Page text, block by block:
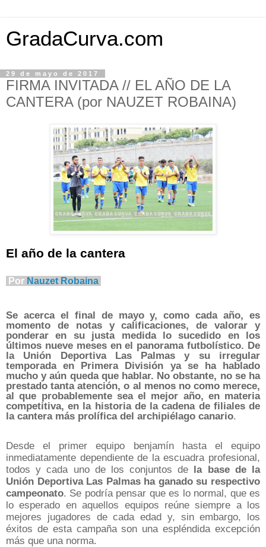
GradaCurva.com
29 de mayo de 2017
FIRMA INVITADA // EL AÑO DE LA
CANTERA (por NAUZET ROBAINA)
El año de la cantera
Por Nauzet Robaina
Se acerca el final de mayo y, como cada año, es
momento de notas y calificaciones, de valorar y
ponderar en su justa medida lo sucedido en los
últimos nueve meses en el panorama futbolístico. De
la Unión Deportiva Las Palmas y su irregular
temporada en Primera División ya se ha hablado
mucho y aún queda que hablar. No obstante, no se ha
prestado tanta atención, o al menos no como merece,
al que probablemente sea el mejor año, en materia
competitiva, en la historia de la cadena de filiales de
la cantera más prolífica del archipiélago canario.
Desde el primer equipo benjamín hasta el equipo
inmediatamente dependiente de la escuadra profesional,
todos y cada uno de los conjuntos de la base de la
Unión Deportiva Las Palmas ha ganado su respectivo
campeonato. Se podría pensar que es lo normal, que es
lo esperado en aquellos equipos reúne siempre a los
mejores jugadores de cada edad y, sin embargo, los
éxitos de esta campaña son una espléndida excepción
más que una norma.